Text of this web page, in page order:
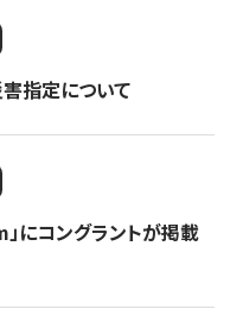
指定について
にコングラントが掲載